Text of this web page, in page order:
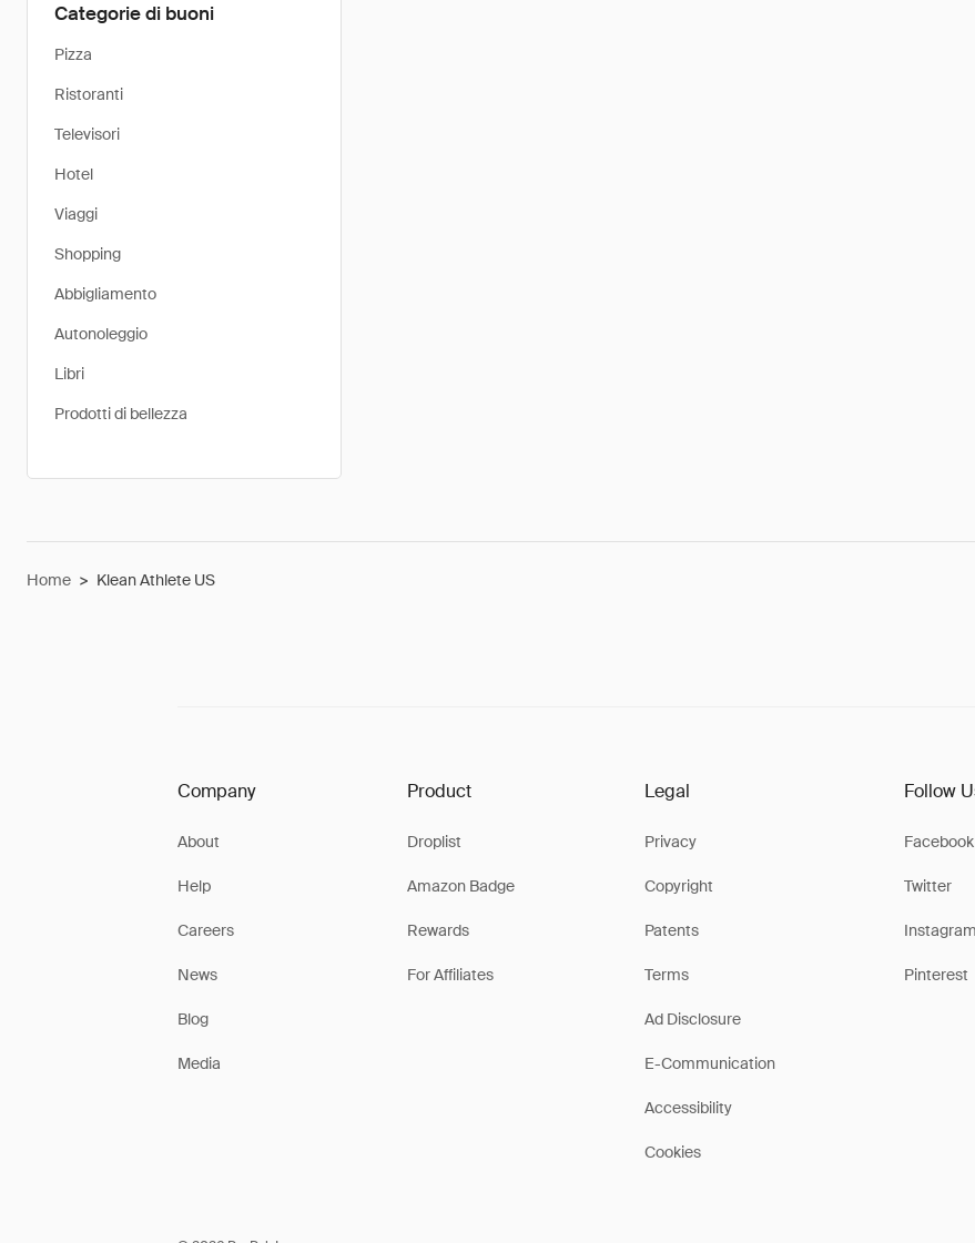
Categorie di buoni
Pizza
Ristoranti
Televisori
Hotel
Viaggi
Shopping
Abbigliamento
Autonoleggio
Libri
Prodotti di bellezza
Home > Klean Athlete US
Company
About
Help
Careers
News
Blog
Media
Product
Droplist
Amazon Badge
Rewards
For Affiliates
Legal
Privacy
Copyright
Patents
Terms
Ad Disclosure
E-Communication
Accessibility
Cookies
Follow
Facebook
Twitter
Instagram
Pinterest